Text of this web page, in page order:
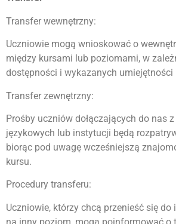
Transfer wewnętrzny:
Uczniowie mogą wnioskować o
między kursami lub poziomami, w
dostępności i wykazanych umiejętności
Transfer zewnętrzny:
Prośby uczniów dołączających do nas
językowych lub instytucji będą
biorąc pod uwagę wcześniejszą
kursu.
Procedury transferu:
Uczniowie, którzy chcą przenieść się
na inny poziom, mogą poinformować o